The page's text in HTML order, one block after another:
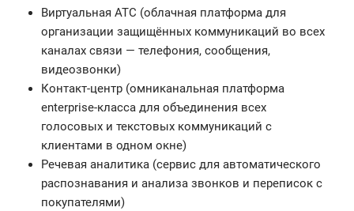
Виртуальная АТС (облачная платформа для
организации защищённых коммуникаций во всех
каналах связи — телефония, сообщения,
видеозвонки)
Контакт-центр (омниканальная платформа
enterprise-класса для объединения всех
голосовых и текстовых коммуникаций с
клиентами в одном окне)
Речевая аналитика (сервис для автоматического
распознавания и анализа звонков и переписок с
покупателями)